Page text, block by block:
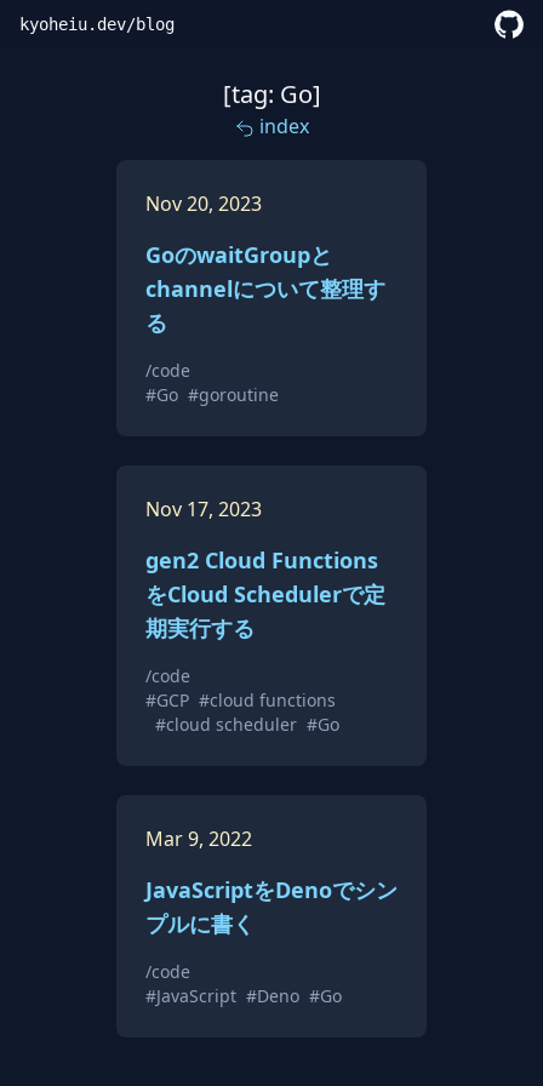
kyoheiu.dev/blog
[tag: Go]
index
Nov 20, 2023
GoのwaitGroupと
channelについて整理す
る
/code
#Go #goroutine
Nov 17, 2023
gen2 Cloud Functions
をCloud Schedulerで定
期実行する
/code
#GCP #cloud functions
#cloud scheduler #Go
Mar 9, 2022
JavaScriptをDenoでシン
プルに書く
/code
#JavaScript #Deno #Go